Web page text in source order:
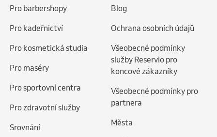
Pro barbershopy
Pro kadeřnictví
Pro kosmetická studia
Pro maséry
Pro sportovní centra
Pro zdravotní služby
Srovnání
Blog
Ochrana osobních údajů
Všeobecné podmínky
služby Reservio pro
koncové zákazníky
Všeobecné podmínky pro
partnera
Města